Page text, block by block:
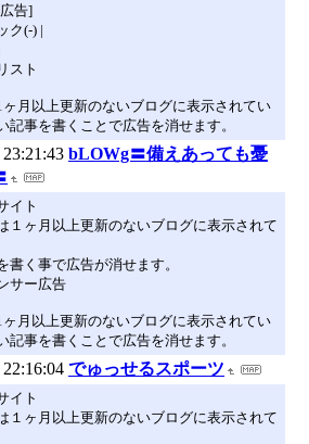
告]
ク(-) |
スト
ヶ月以上更新のないブログに表示されてい
記事を書くことで広告を消せます。
bLOWg〓備えあっても憂
イト
１ヶ月以上更新のないブログに表示されて
書く事で広告が消せます。
サー広告
ヶ月以上更新のないブログに表示されてい
記事を書くことで広告を消せます。
でゅっせるスポーツ
イト
１ヶ月以上更新のないブログに表示されて